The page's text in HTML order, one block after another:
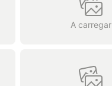
A carregar